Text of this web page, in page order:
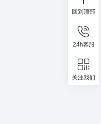
回到顶部
24h客服
关注我们